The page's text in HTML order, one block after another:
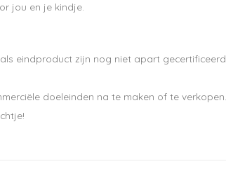
jou en je kindje.
eindproduct zijn nog niet apart gecertificeerd.
doeleinden na te maken of te verkopen.